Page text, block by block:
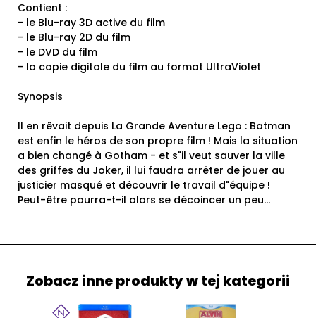
Contient :
- le Blu-ray 3D active du film
- le Blu-ray 2D du film
- le DVD du film
- la copie digitale du film au format UltraViolet
Synopsis
Il en rêvait depuis La Grande Aventure Lego : Batman
est enfin le héros de son propre film ! Mais la situation
a bien changé à Gotham - et s"il veut sauver la ville
des griffes du Joker, il lui faudra arrêter de jouer au
justicier masqué et découvrir le travail d"équipe !
Peut-être pourra-t-il alors se décoincer un peu...
Zobacz inne produkty w tej kategorii